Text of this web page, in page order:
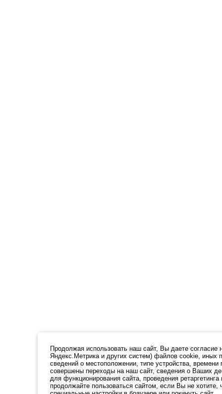
Продолжая использовать наш cайт, Вы даете согласие
Яндекс.Метрика и других систем) файлов cookie, иных
сведений о местоположении, типе устройства,
совершены переходы на наш сайт, сведения о Ваших
для функционирования сайта, проведения
продолжайте пользоваться сайтом, если Вы не